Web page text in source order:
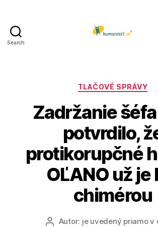
Search
Kategórie
TLAČOVÉ SPRÁVY
Zadržanie šéfa
potvrdilo,
protikorupčné
OĽANO už je
chimérou
AutorAutor: je uvedený priamo v